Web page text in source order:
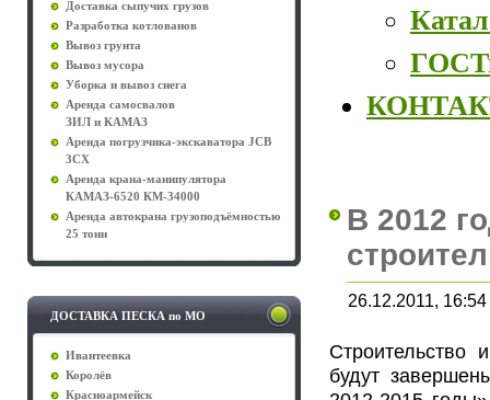
Доставка сыпучих грузов
Разработка котлованов
Вывоз грунта
Вывоз мусора
Уборка и вывоз снега
Аренда самосвалов
ЗИЛ и КАМАЗ
Аренда погрузчика-экскаватора JCB
3CX
Аренда крана-манипулятора
КАМАЗ-6520 КМ-34000
Аренда автокрана грузоподъёмностью
25 тонн
ДОСТАВКА ПЕСКА по МО
Ивантеевка
Королёв
Красноармейск
В 2012
26.12.2011,
Строительство
будут